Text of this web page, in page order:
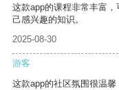
这款app的课程非常丰富
己感兴趣的知识。
2025-08-30
游客
这款app的社区氛围很温馨